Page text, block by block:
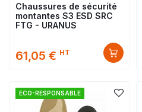
Chaussures de sécurité
montantes S3 ESD SRC
FTG - URANUS
61,05 € HT
ECO-RESPONSABLE